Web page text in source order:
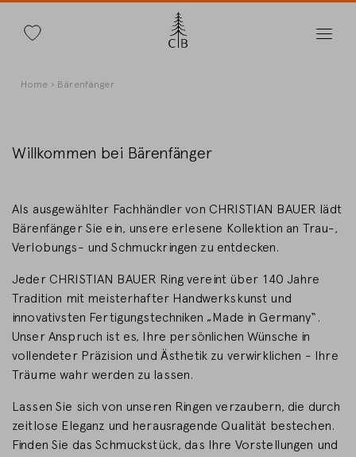
zumPfadnavigation
Home Bärenfänger
Willkommen bei Bärenfänger
Als ausgewählter Fachhändler von CHRISTIAN BAUER lädt
Bärenfänger Sie ein, unsere erlesene Kollektion an Trau-,
Verlobungs- und Schmuckringen zu entdecken.
Jeder CHRISTIAN BAUER Ring vereint über 140 Jahre
Tradition mit meisterhafter Handwerkskunst und
innovativsten Fertigungstechniken „Made in Germany“.
Unser Anspruch ist es, Ihre persönlichen Wünsche in
vollendeter Präzision und Ästhetik zu verwirklichen - Ihre
Träume wahr werden zu lassen.
Lassen Sie sich von unseren Ringen verzaubern, die durch
zeitlose Eleganz und herausragende Qualität bestechen.
Finden Sie das Schmuckstück, das Ihre Vorstellungen und
Land wechseln
Länderwahl
Deutschland